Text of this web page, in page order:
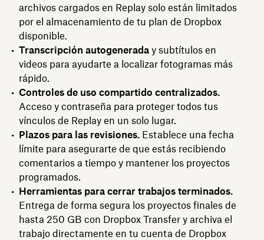
archivos cargados en Replay solo están limitados
por el almacenamiento de tu plan de Dropbox
disponible.
Transcripción autogenerada y subtítulos en
videos para ayudarte a localizar fotogramas más
rápido.
Controles de uso compartido centralizados.
Acceso y contraseña para proteger todos tus
vínculos de Replay en un solo lugar.
Plazos para las revisiones. Establece una fecha
límite para asegurarte de que estás recibiendo
comentarios a tiempo y mantener los proyectos
programados.
Herramientas para cerrar trabajos terminados.
Entrega de forma segura los proyectos finales de
hasta 250 GB con Dropbox Transfer y archiva el
trabajo directamente en tu cuenta de Dropbox